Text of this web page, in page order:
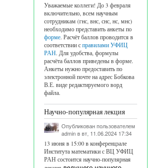
Уважаемые коллеги! До 3 февраля
включительно, всем научным
сотрудникам (гнс, внс, снс, нс, мнс)
необходимо представить анкеты по
форме. Расчёт баллов проводится в
соответствии с правилами УФИЦ
РАН. Для удобства, формулы
расчёта баллов приведены в форме.
Анкеты нужно предоставить по
электронной почте на адрес Бобкова
В.Е. виде редактируемого ворд
файла.
Научно-популярная лекция
Опубликован пользователем
adminв вт, 11.06.2024 17:34
13 июня в 15:00 в конференцзале
Института математики с ВЦ УФИЦ
РАН состоится научно-популярная